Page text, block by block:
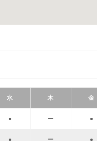
水 木 金
● ー ●
● ー ●